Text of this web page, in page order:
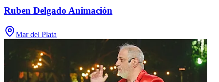
Ruben Delgado Animación
Mar del Plata